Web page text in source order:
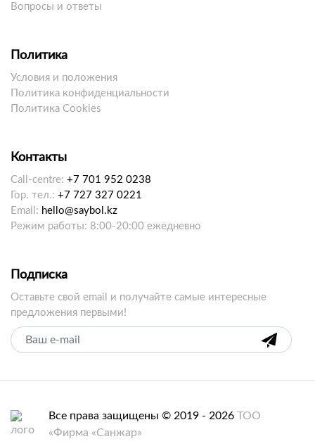
Вопросы и ответы
Политика
Условия и положения
Политика конфиденциальности
Политика Cookies
Контакты
Call-centre: +7 701 952 0238
Гор. тел.: +7 727 327 0221
Email: hello@saybol.kz
Режим работы: 8:00-20:00 ежедневно
Подписка
Оставьте свой email и получайте самые интересные
предложения первыми!
Все права защищены © 2019 - 2026 ТОО
«Фирма «Санжар»